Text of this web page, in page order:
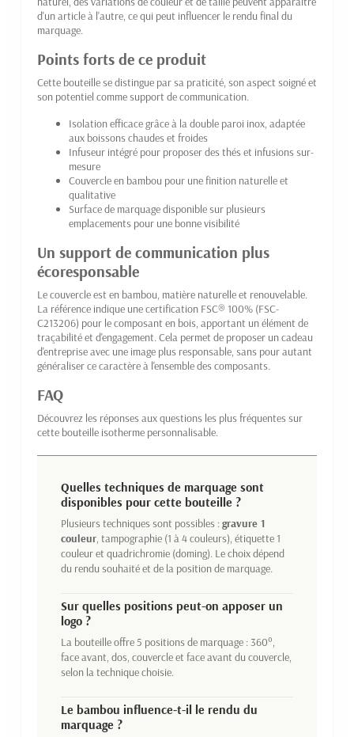
d'un article à l'autre, ce qui peut influencer le rendu final du
marquage.
Points forts de ce produit
Cette bouteille se distingue par sa praticité, son aspect soigné et
son potentiel comme support de communication.
Isolation efficace grâce à la double paroi inox, adaptée
aux boissons chaudes et froides
Infuseur intégré pour proposer des thés et infusions sur-
mesure
Couvercle en bambou pour une finition naturelle et
qualitative
Surface de marquage disponible sur plusieurs
emplacements pour une bonne visibilité
Un support de communication plus
écoresponsable
Le couvercle est en bambou, matière naturelle et renouvelable.
La référence indique une certification FSC® 100% (FSC-
C213206) pour le composant en bois, apportant un élément de
traçabilité et d'engagement. Cela permet de proposer un cadeau
d'entreprise avec une image plus responsable, sans pour autant
généraliser ce caractère à l'ensemble des composants.
FAQ
Découvrez les réponses aux questions les plus fréquentes sur
cette bouteille isotherme personnalisable.
Quelles techniques de marquage sont
disponibles pour cette bouteille ?
Plusieurs techniques sont possibles :gravure 1
couleur, tampographie (1 à 4 couleurs), étiquette 1
couleur et quadrichromie (doming). Le choix dépend
du rendu souhaité et de la position de marquage.
Sur quelles positions peut-on apposer un
logo ?
La bouteille offre 5 positions de marquage : 360°,
face avant, dos, couvercle et face avant du couvercle,
selon la technique choisie.
Le bambou influence-t-il le rendu du
marquage ?